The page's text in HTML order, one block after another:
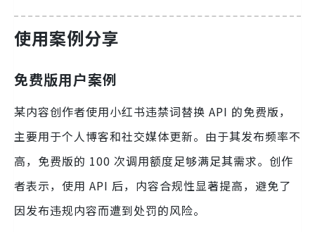
使用案例分享
免费版用户案例
某内容创作者使用小红书违禁词替换 API 的免费版，
主要用于个人博客和社交媒体更新。由于其发布频率不
高，免费版的 100 次调用额度足够满足其需求。创作
者表示，使用 API 后，内容合规性显著提高，避免了
因发布违规内容而遭到处罚的风险。